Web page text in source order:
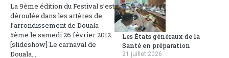
La 9ème édition du Festival s’est
déroulée dans les artères de
l’arrondissement de Douala
5ème le samedi 26 février 2012.
[slideshow] Le carnaval de
Douala...
Les États généraux de la
Santé en préparation
21 juillet 2026